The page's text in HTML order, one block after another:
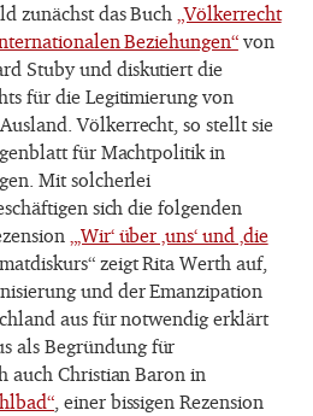
zunächst das Buch„Völkerrecht
Beziehungen“von
Stuby und diskutiert die
für die Legitimierung von
Völkerrecht, so stellt sie
für Machtpolitik in
Mit solcherlei
sich die folgenden
„‚Wir‘ über ‚uns‘ und ‚die
zeigt Rita Werth auf,
und der Emanzipation
aus für notwendig erklärt
als Begründung für
auch Christian Baron in
, einer bissigen Rezension